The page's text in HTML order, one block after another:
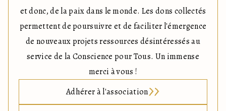
et donc, de la paix dans le monde. Les dons collectés
permettent de poursuivre et de faciliter l'émergence
de nouveaux projets ressources désintéressés au
service de la Conscience pour Tous. Un immense
merci à vous !
Adhérer à l'association